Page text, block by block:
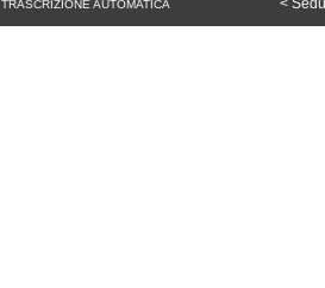
TRASCRIZIONE AUTOMATICA <